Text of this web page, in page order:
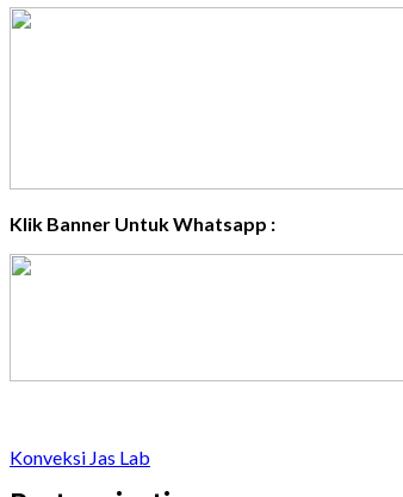
Klik Banner Untuk Whatsapp :
Konveksi Jas Lab